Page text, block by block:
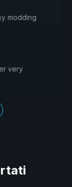
modding
very